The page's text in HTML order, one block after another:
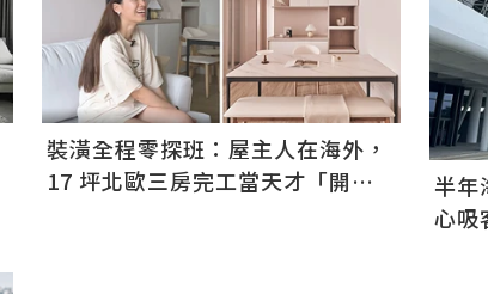
裝潢全程零探班：屋主人在海外，
17 坪北歐三房完工當天才「開
半年
心吸